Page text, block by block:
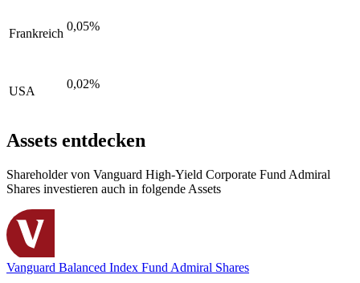
Frankreich
0,05%
USA
0,02%
Assets entdecken
Shareholder von Vanguard High-Yield Corporate Fund Admiral
Shares investieren auch in folgende Assets
Vanguard Balanced Index Fund Admiral Shares